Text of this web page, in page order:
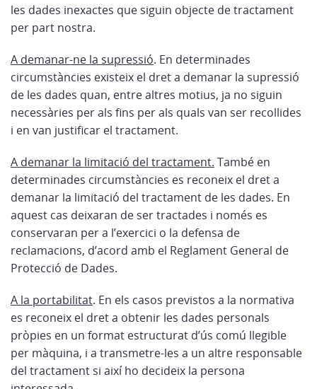
les dades inexactes que siguin objecte de tractament
per part nostra.
A demanar-ne la supressió. En determinades
circumstàncies existeix el dret a demanar la supressió
de les dades quan, entre altres motius, ja no siguin
necessàries per als fins per als quals van ser recollides
i en van justificar el tractament.
A demanar la limitació del tractament. També en
determinades circumstàncies es reconeix el dret a
demanar la limitació del tractament de les dades. En
aquest cas deixaran de ser tractades i només es
conservaran per a l’exercici o la defensa de
reclamacions, d’acord amb el Reglament General de
Protecció de Dades.
A la portabilitat. En els casos previstos a la normativa
es reconeix el dret a obtenir les dades personals
pròpies en un format estructurat d’ús comú llegible
per màquina, i a transmetre-les a un altre responsable
del tractament si així ho decideix la persona